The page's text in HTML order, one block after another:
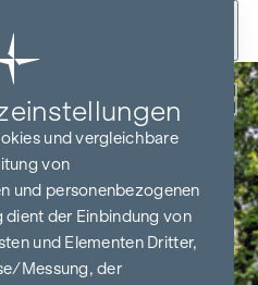
und vergleichbare
von
und personenbezogenen
dient der Einbindung von
und Elementen Dritter,
Messung, der